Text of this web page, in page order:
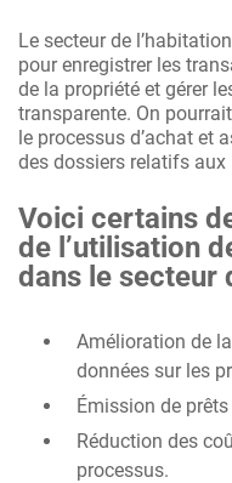
Le secteur de
pour enregistrer les
de la propriété et gérer
transparente. On
le processus d’achat et
des dossiers relatifs aux
Voici certains
de l’utilisation
dans le secteur
Amélioration de
données sur les
Émission de
Réduction des
processus.